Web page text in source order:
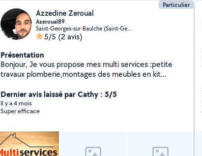
Particulier
Azzedine Zeroual
Azeroual89
Saint-Georges-sur-Baulche (Saint-Georges-sur-Baulche)
5/5 (2 avis)
Présentation
Bonjour, Je vous propose mes multi services :petite
travaux plomberie,montages des meubles en kit
un camion benne pour tt vous service
Dernier avis laissé par Cathy : 5/5
Il y a 4 mois
Super efficace